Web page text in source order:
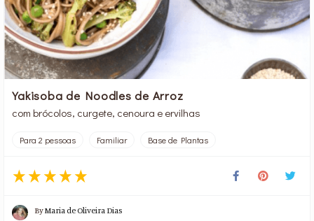
Yakisoba de Noodles de Arroz
com brócolos, curgete, cenoura e ervilhas
Para 2 pessoas Familiar Base de Plantas
ByMaria de Oliveira Dias